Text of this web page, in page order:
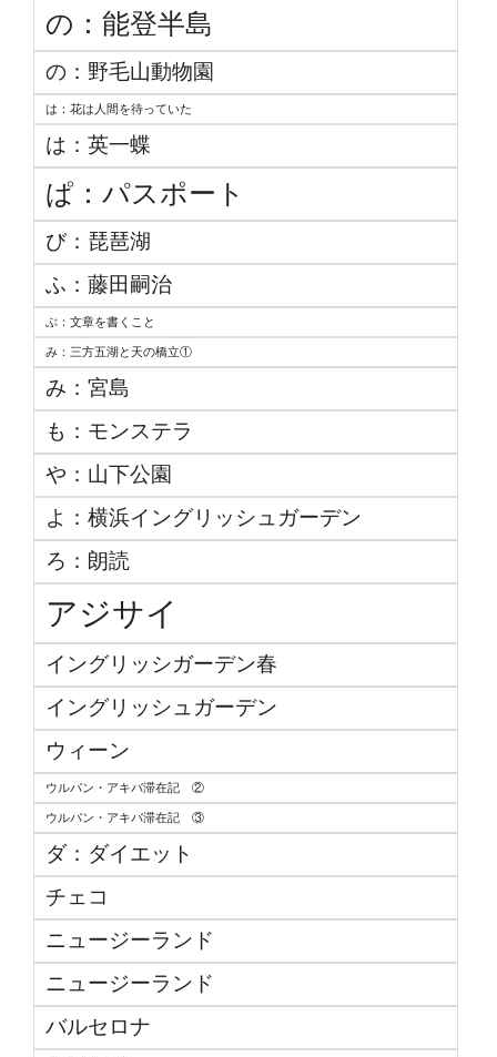
の：能登半島
の：野毛山動物園
は：花は人間を待っていた
は：英一蝶
ぱ：パスポート
び：琵琶湖
ふ：藤田嗣治
ぶ：文章を書くこと
み：三方五湖と天の橋立①
み：宮島
も：モンステラ
や：山下公園
よ：横浜イングリッシュガーデン
ろ：朗読
アジサイ
イングリッシガーデン春
イングリッシュガーデン
ウィーン
ウルパン・アキバ滞在記 ②
ウルパン・アキバ滞在記 ③
ダ：ダイエット
チェコ
ニュージーランド
ニュージーランド
バルセロナ